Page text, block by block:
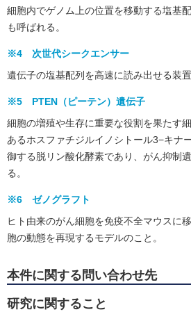
細胞内でゲノム上の位置を移動する塩基
も呼ばれる。
※4 次世代シークエンサー
遺伝子の塩基配列を高速に読み出せる装置
※5 PTEN（ピーテン）遺伝子
細胞の増殖や生存に重要な役割を果たす
あるホスファチジルイノシトール3−キナ
御する脱リン酸化酵素であり、がん抑制
る。
※6 ゼノグラフト
ヒト由来のがん細胞を免疫不全マウスに
胞の動態を再現するモデルのこと。
本件に関する問い合わせ先
研究に関すること